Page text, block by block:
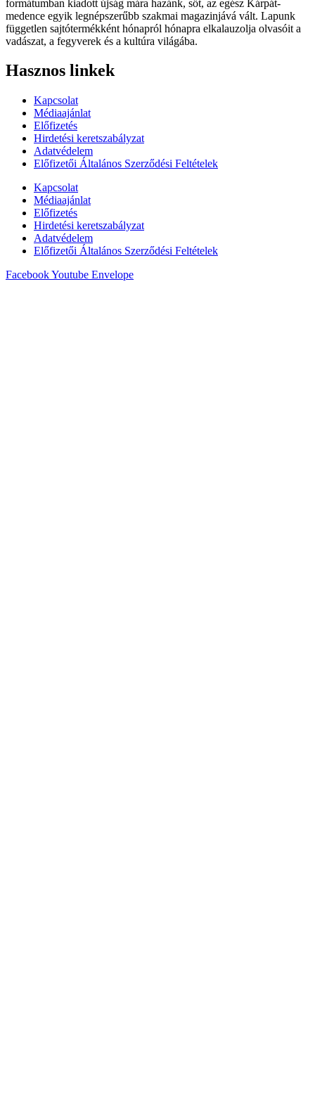
formátumban kiadott újság mára hazánk, sőt, az egész Kárpát-
medence egyik legnépszerűbb szakmai magazinjává vált. Lapunk
független sajtótermékként hónapról hónapra elkalauzolja olvasóit a
vadászat, a fegyverek és a kultúra világába.
Hasznos linkek
Kapcsolat
Médiaajánlat
Előfizetés
Hirdetési keretszabályzat
Adatvédelem
Előfizetői Általános Szerződési Feltételek
Kapcsolat
Médiaajánlat
Előfizetés
Hirdetési keretszabályzat
Adatvédelem
Előfizetői Általános Szerződési Feltételek
FacebookYoutube Envelope